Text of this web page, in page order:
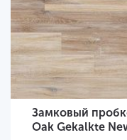
Замковый
Oak Gekalkte